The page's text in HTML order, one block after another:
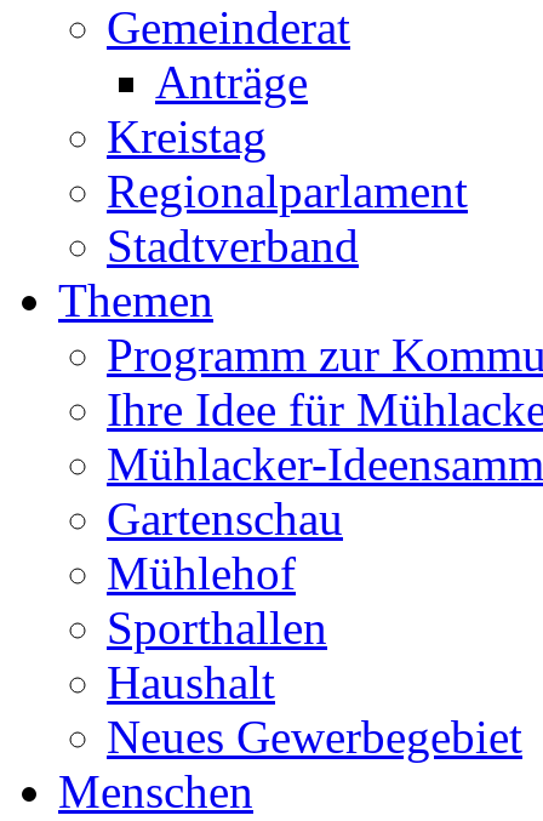
Gemeinderat
Anträge
Kreistag
Regionalparlament
Stadtverband
Themen
Programm zur
Ihre Idee für
Mühlacker-
Gartenschau
Mühlehof
Sporthallen
Haushalt
Neues Gewerbegebiet
Menschen